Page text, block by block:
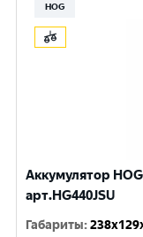
HOG
Аккумулятор
арт.HG440JSU
Габариты: